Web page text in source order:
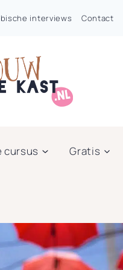
interviews Contact
cursus Gratis